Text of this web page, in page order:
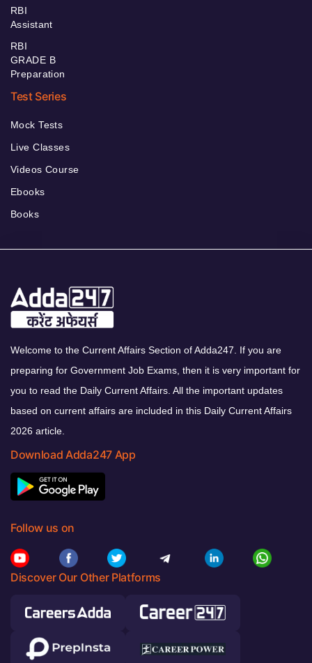
RBI
Assistant
RBI
GRADE B
Preparation
Test Series
Mock Tests
Live Classes
Videos Course
Ebooks
Books
Welcome to the Current Affairs Section of Adda247. If you are
preparing for Government Job Exams, then it is very important for
you to read the Daily Current Affairs. All the important updates
based on current affairs are included in this Daily Current Affairs
2026 article.
Download Adda247 App
Follow us on
Discover Our Other Platforms